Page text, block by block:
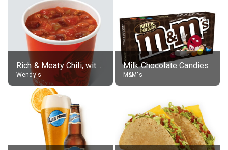
Rich & Meaty Chili, without toppings, large
Wendy's
Milk Chocolate Candies
M&M's